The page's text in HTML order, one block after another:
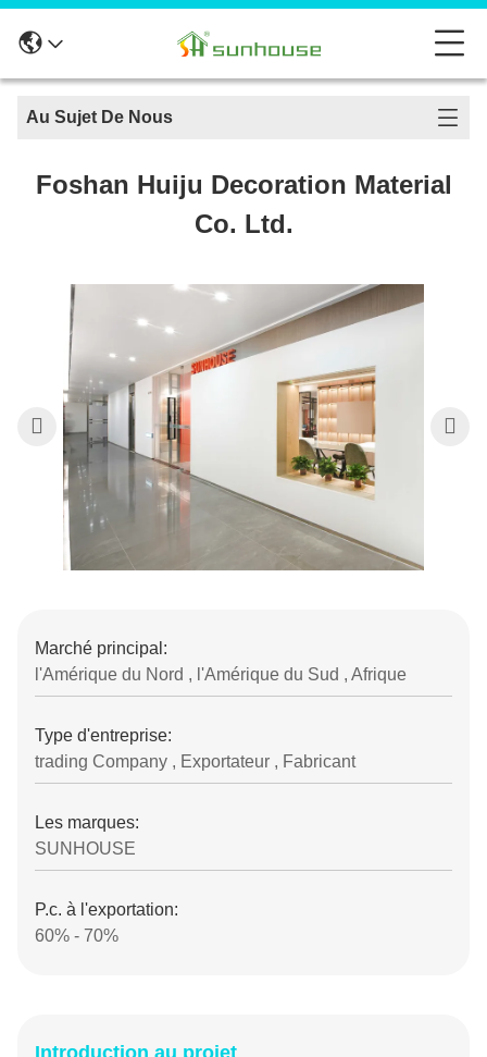
Au Sujet De Nous
Foshan Huiju Decoration Material
Co. Ltd.
Marché principal:
l'Amérique du Nord , l'Amérique du Sud , Afrique
Type d'entreprise:
trading Company , Exportateur , Fabricant
Les marques:
SUNHOUSE
P.c. à l'exportation:
60% - 70%
Introduction au projet